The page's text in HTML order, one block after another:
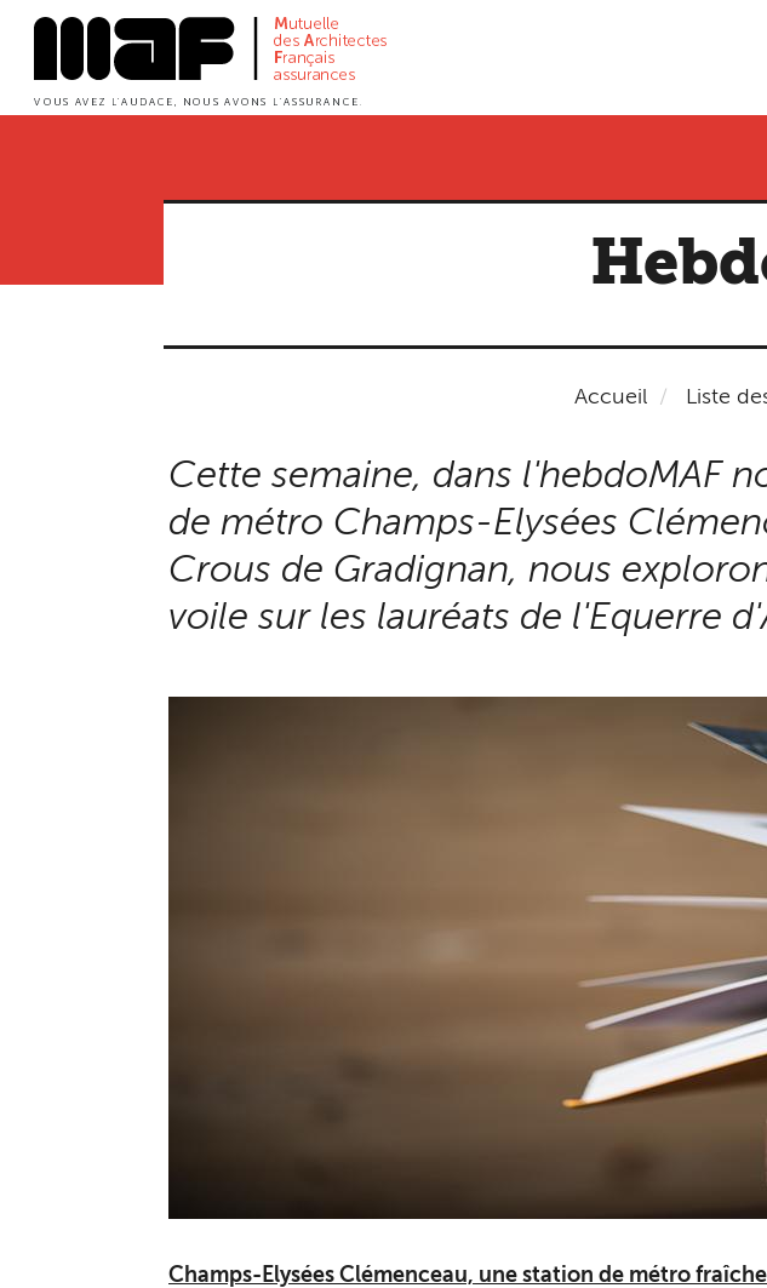
Accueil Liste
Cette semaine, dans l'hebdoMAF
de métro Champs-Elysées
Crous de Gradignan, nous
voile sur les lauréats de l'Equerre
Champs-Elysées Clémenceau, une station de métro